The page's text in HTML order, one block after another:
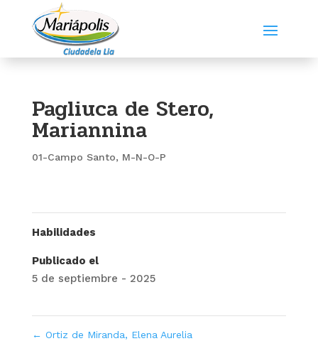
Pagliuca de Stero,
Mariannina
01-Campo Santo, M-N-O-P
Habilidades
Publicado el
5 de septiembre - 2025
← Ortiz de Miranda, Elena Aurelia